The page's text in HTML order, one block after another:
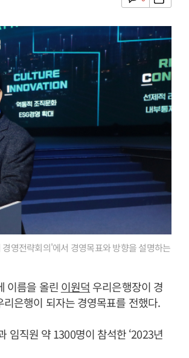
영전략회의'에서 경영목표와 방향을 설명하는
이름을 올린 이원덕 우리은행장이 경
은행이 되자는 경영목표를 전했다.
임직원 약 1300명이 참석한 ‘2023년